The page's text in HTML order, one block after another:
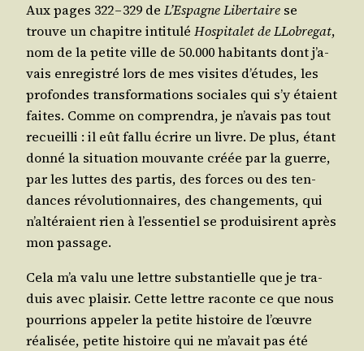
Aux pages 322 – 329 de L’Es­pagne Liber­taire se
trouve un cha­pitre inti­tu­lé Hos­pi­ta­let de LLo­bre­gat,
nom de la petite ville de 50.000 habi­tants dont j’a­
vais enre­gis­tré lors de mes visites d’é­tudes, les
pro­fondes trans­for­ma­tions sociales qui s’y étaient
faites. Comme on com­pren­dra, je n’a­vais pas tout
recueilli : il eût fal­lu écrire un livre. De plus, étant
don­né la situa­tion mou­vante créée par la guerre,
par les luttes des par­tis, des forces ou des ten­
dances révo­lu­tion­naires, des chan­ge­ments, qui
n’al­té­raient rien à l’es­sen­tiel se pro­dui­sirent après
mon passage.
Cela m’a valu une lettre sub­stan­tielle que je tra­
duis avec plai­sir. Cette lettre raconte ce que nous
pour­rions appe­ler la petite his­toire de l’œuvre
réa­li­sée, petite his­toire qui ne m’a­vait pas été